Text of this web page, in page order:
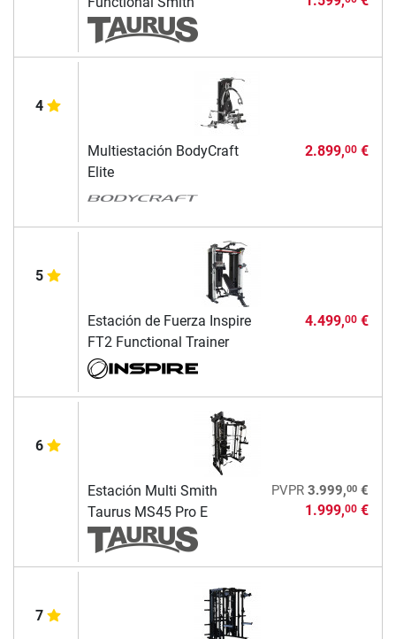
4
Multiestación BodyCraft
Elite
2.899,00€
5
Estación de Fuerza Inspire
FT2 Functional Trainer
4.499,00€
6
Estación Multi Smith
Taurus MS45 Pro E
PVPR 3.999,00€
1.999,00€
7